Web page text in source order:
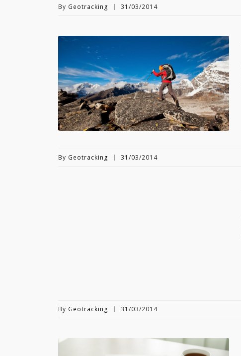
By Geotracking 31/03/2014
By Geotracking 31/03/2014
By Geotracking 31/03/2014